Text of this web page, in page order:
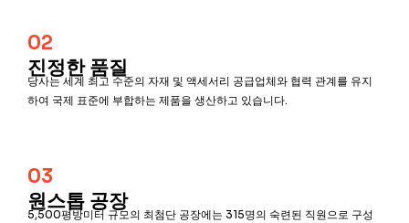
02
진정한 품질
당사는 세계 최고 수준의 자재 및 액세서리 공급업체와 협력 관계를 유지
하여 국제 표준에 부합하는 제품을 생산하고 있습니다.
03
원스톱 공장
5,500평방미터 규모의 최첨단 공장에는 315명의 숙련된 직원으로 구성